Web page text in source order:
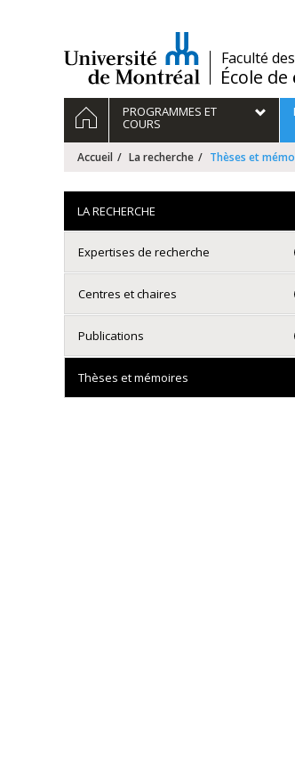
/Faculté
École de
Navigation
principale
ACCUEILPROGRAMMES ET
COURS
Accueil La recherche Thèses et
LA RECHERCHE
Expertises de recherche
Centres et chaires
Publications
Thèses et mémoires